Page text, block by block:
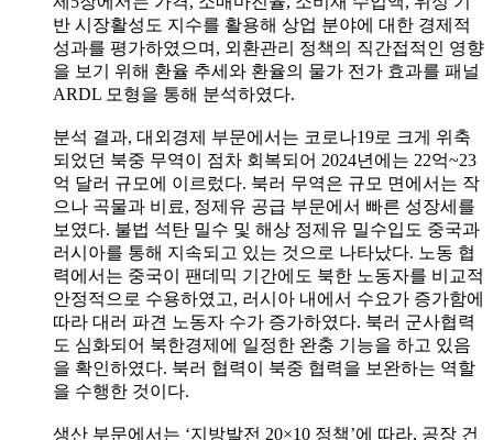
반 시장활성도 지수를 활용해 상업 분야에 대한 경제적
성과를 평가하였으며, 외환관리 정책의 직간접적인 영향
을 보기 위해 환율 추세와 환율의 물가 전가 효과를 패널
ARDL 모형을 통해 분석하였다.
분석 결과, 대외경제 부문에서는 코로나19로 크게 위축
되었던 북중 무역이 점차 회복되어 2024년에는 22억~23
억 달러 규모에 이르렀다. 북러 무역은 규모 면에서는 작
으나 곡물과 비료, 정제유 공급 부문에서 빠른 성장세를
보였다. 불법 석탄 밀수 및 해상 정제유 밀수입도 중국과
러시아를 통해 지속되고 있는 것으로 나타났다. 노동 협
력에서는 중국이 팬데믹 기간에도 북한 노동자를 비교적
안정적으로 수용하였고, 러시아 내에서 수요가 증가함에
따라 대러 파견 노동자 수가 증가하였다. 북러 군사협력
도 심화되어 북한경제에 일정한 완충 기능을 하고 있음
을 확인하였다. 북러 협력이 북중 협력을 보완하는 역할
을 수행한 것이다.
생산 부문에서는 ‘지방발전 20×10 정책’에 따라, 공장 건